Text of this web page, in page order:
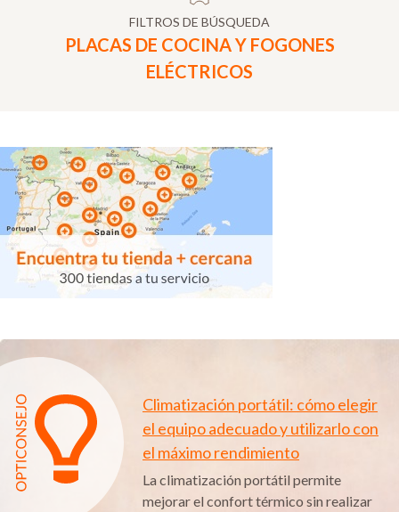
FILTROS DE BÚSQUEDA
PLACAS DE COCINA Y FOGONES
ELÉCTRICOS
Climatización portátil: cómo elegir
el equipo adecuado y utilizarlo con
el máximo rendimiento
La climatización portátil permite
mejorar el confort térmico sin realizar